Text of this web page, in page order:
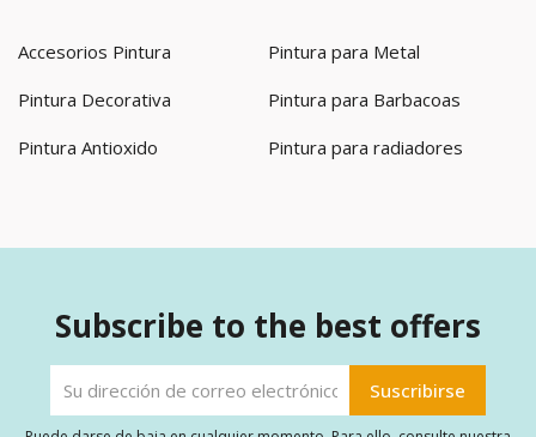
Accesorios Pintura
Pintura para Metal
Pintura Decorativa
Pintura para Barbacoas
Pintura Antioxido
Pintura para radiadores
Subscribe to the best offers